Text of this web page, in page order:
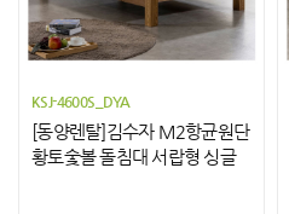
KSJ-4600S_DYA
[동양렌탈]김수자 M2항균원단
황토숯볼 돌침대 서랍형 싱글